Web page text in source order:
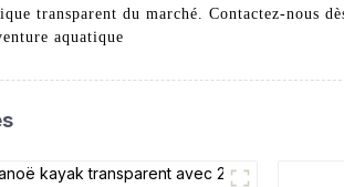
transparent du marché. Contactez-nous
aquatique